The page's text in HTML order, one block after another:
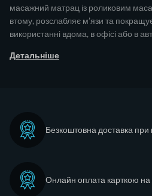
масажний матрац із роликовим
втому, розслабляє м’язи та
використанні вдома, в офісі або в
Детальніше
Безкоштовна доставка при
Онлайн оплата карткою на